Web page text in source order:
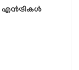
എൻട്രികൾ